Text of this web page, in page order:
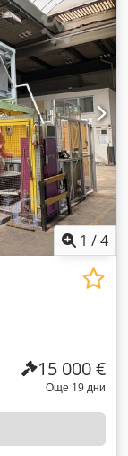
резервни
устройство
е
са сменени.
в непрекъсната
от
съобщение
1 /4
15 000 €
Още 19 дни